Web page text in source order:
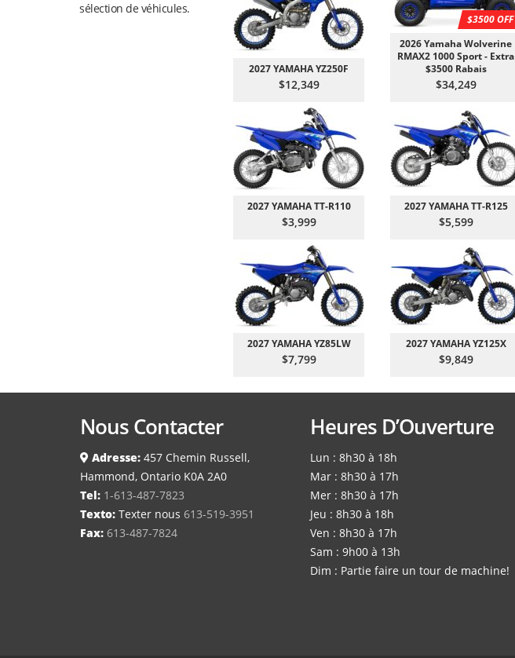
sélection de véhicules.
2027 YAMAHA YZ250F
$12,349
$3500 OFF
2026 Yamaha Wolverine
RMAX2 1000 Sport - Extra
$3500 Rabais
$34,249
2027 YAMAHA TT-R110
$3,999
2027 YAMAHA TT-R125
$5,599
2027 YAMAHA YZ85LW
$7,799
2027 YAMAHA YZ125X
$9,849
Nous Contacter
Adresse: 457 Chemin Russell,
Hammond, Ontario K0A 2A0
Tel: 1-613-487-7823
Texto: Texter nous 613-519-3951
Fax: 613-487-7824
Heures D’Ouverture
Lun : 8h30 à 18h
Mar : 8h30 à 17h
Mer : 8h30 à 17h
Jeu : 8h30 à 18h
Ven : 8h30 à 17h
Sam : 9h00 à 13h
Dim : Partie faire un tour de machine!